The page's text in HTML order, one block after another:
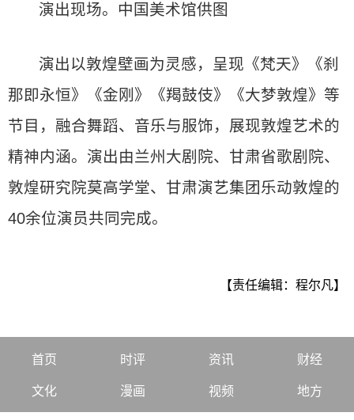
演出现场。中国美术馆供图
演出以敦煌壁画为灵感，呈现《梵天》《刹
那即永恒》《金刚》《羯鼓伎》《大梦敦煌》等
节目，融合舞蹈、音乐与服饰，展现敦煌艺术的
精神内涵。演出由兰州大剧院、甘肃省歌剧院、
敦煌研究院莫高学堂、甘肃演艺集团乐动敦煌的
40余位演员共同完成。
【责任编辑：程尔凡】
首页 时评 资讯 财经
文化 漫画 视频 地方